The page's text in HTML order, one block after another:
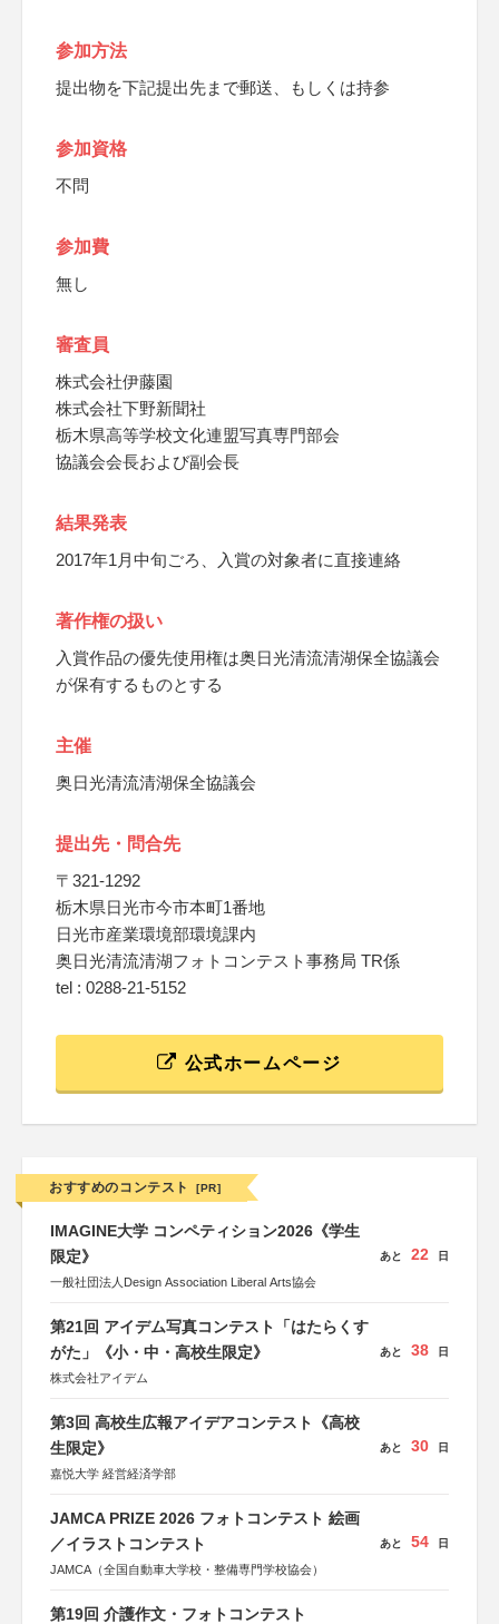
参加方法
提出物を下記提出先まで郵送、もしくは持参
参加資格
不問
参加費
無し
審査員
株式会社伊藤園
株式会社下野新聞社
栃木県高等学校文化連盟写真専門部会
協議会会長および副会長
結果発表
2017年1月中旬ごろ、入賞の対象者に直接連絡
著作権の扱い
入賞作品の優先使用権は奥日光清流清湖保全協議会
が保有するものとする
主催
奥日光清流清湖保全協議会
提出先・問合先
〒321-1292
栃木県日光市今市本町1番地
日光市産業環境部環境課内
奥日光清流清湖フォトコンテスト事務局 TR係
tel : 0288-21-5152
公式ホームページ
おすすめのコンテスト [PR]
IMAGINE大学 コンペティション2026《学生
限定》
一般社団法人Design Association Liberal Arts協会
あと 22 日
第21回 アイデム写真コンテスト「はたらくす
がた」《小・中・高校生限定》
株式会社アイデム
あと 38 日
第3回 高校生広報アイデアコンテスト《高校
生限定》
嘉悦大学 経営経済学部
あと 30 日
JAMCA PRIZE 2026 フォトコンテスト 絵画
／イラストコンテスト
JAMCA（全国自動車大学校・整備専門学校協会）
あと 54 日
第19回 介護作文・フォトコンテスト